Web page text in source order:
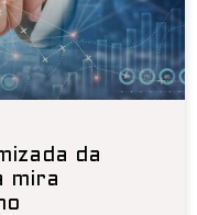
da
mira